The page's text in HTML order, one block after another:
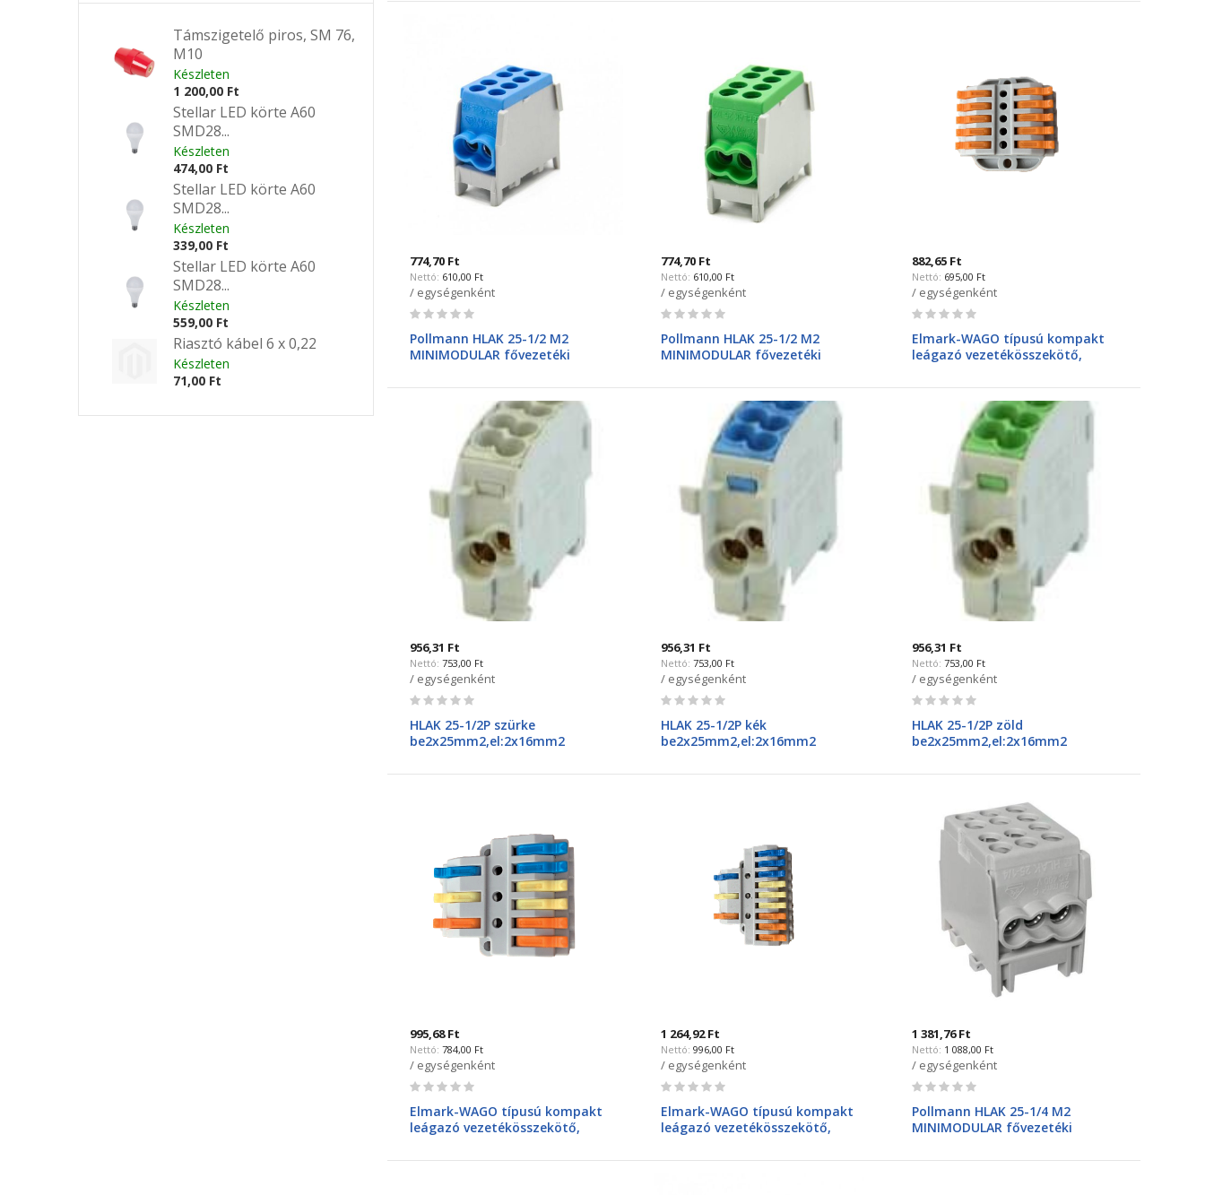
774,70 Ft
610,00 Ft
/ egységenként
Rating:
Pollmann HLAK 25-1/2 M2
MINIMODULAR fővezetéki
774,70 Ft
610,00 Ft
/ egységenként
Rating:
Pollmann HLAK 25-1/2 M2
MINIMODULAR fővezetéki
882,65 Ft
695,00 Ft
/ egységenként
Rating:
Elmark-WAGO típusú kompakt
leágazó vezetékösszekötő,
32A, 4mm2
956,31 Ft
753,00 Ft
/ egységenként
Rating:
HLAK 25-1/2P szürke
be2x25mm2,el:2x16mm2
956,31 Ft
753,00 Ft
/ egységenként
Rating:
HLAK 25-1/2P kék
be2x25mm2,el:2x16mm2
956,31 Ft
753,00 Ft
/ egységenként
Rating:
HLAK 25-1/2P zöld
be2x25mm2,el:2x16mm2
995,68 Ft
784,00 Ft
/ egységenként
Rating:
Elmark-WAGO típusú kompakt
leágazó vezetékösszekötő,
32A, 4mm2
1 264,92 Ft
996,00 Ft
/ egységenként
Rating:
Elmark-WAGO típusú kompakt
leágazó vezetékösszekötő,
32A, 4mm2
1 381,76 Ft
1 088,00 Ft
/ egységenként
Rating:
Pollmann HLAK 25-1/4 M2
MINIMODULAR fővezetéki
Támszigetelő piros, SM 76,
M10
Készleten
1 200,00 Ft
Stellar LED körte A60
SMD28...
Készleten
474,00 Ft
Stellar LED körte A60
SMD28...
Készleten
339,00 Ft
Stellar LED körte A60
SMD28...
Készleten
559,00 Ft
Riasztó kábel 6 x 0,22
Készleten
71,00 Ft